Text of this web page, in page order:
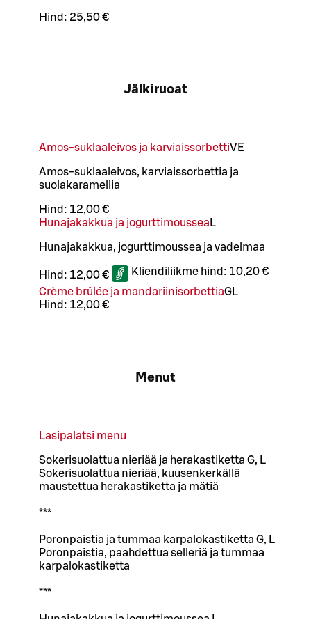
Hind: 25,50 €
Jälkiruoat
Amos-suklaaleivos ja karviaissorbettiVE
Amos-suklaaleivos, karviaissorbettia ja
suolakaramellia
Hind: 12,00 €
Hunajakakkua ja jogurttimoussea L
Hunajakakkua, jogurttimoussea ja vadelmaa
Hind: 12,00 € Kliendiliikme hind: 10,20 €
Crème brûlée ja mandariinisorbettiaGL
Hind: 12,00 €
Menut
Lasipalatsi menu
Sokerisuolattua nieriää ja herakastiketta G, L
Sokerisuolattua nieriää, kuusenkerkällä
maustettua herakastiketta ja mätiä
***
Poronpaistia ja tummaa karpalokastiketta G, L
Poronpaistia, paahdettua selleriä ja tummaa
karpalokastiketta
***